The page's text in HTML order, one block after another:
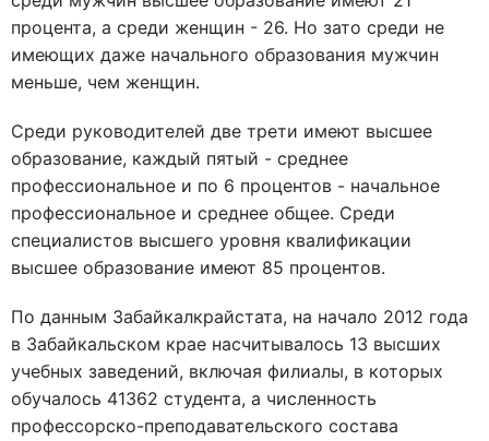
процента, а среди женщин - 26. Но зато среди не
имеющих даже начального образования мужчин
меньше, чем женщин.
Среди руководителей две трети имеют высшее
образование, каждый пятый - среднее
профессиональное и по 6 процентов - начальное
профессиональное и среднее общее. Среди
специалистов высшего уровня квалификации
высшее образование имеют 85 процентов.
По данным Забайкалкрайстата, на начало 2012 года
в Забайкальском крае насчитывалось 13 высших
учебных заведений, включая филиалы, в которых
обучалось 41362 студента, а численность
профессорско-преподавательского состава